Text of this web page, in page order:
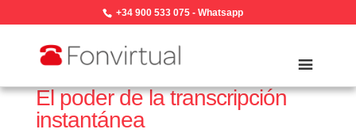
+34 900 533 075- Whatsapp
El poder de la transcripción
instantánea